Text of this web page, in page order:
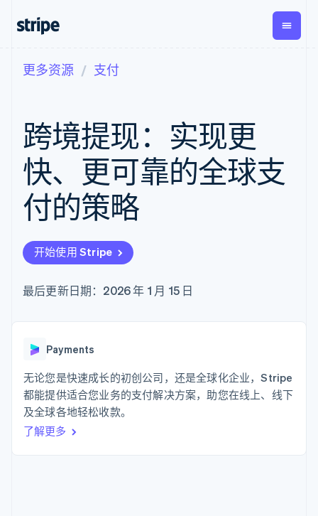
支付
在线支付
Payment links
无代码支付
Checkout
预构建支付界
面
Elements
Payment
methods
接入 125+ 种支
Authorization
支付成功率优
Link
加速结账
经常性收入
Metronome
按用量计费
Subscriptions
订阅管理
Invoicing
一次性或定期
Tax
销售税和增值
Recognition
Stripe Sigma
Global
Payouts
向第三
方打款
更多
Product roadmap
按企业阶段
按应用场景
智能体商务
加密货币
嵌入式金融
财务自动化
全球化企业
交易市场
按行业
AI 企业
酒店、旅游与休闲
文档
库与 SDK
Stripe Apps
指南
实施预置结账流程
构建平台或交易市场
管理订阅
发行稳定币支持的支付卡
资源
应用集成
代码示例
学习
指南
支持
获取支持
专业服务
公司
产品路线图
Stripe Press
联系销售
更多资源 支付
跨境提现：实现更
快、更可靠的全球支
付的策略
开始使用 Stripe
最后更新日期：2026 年 1 月 15 日
Payments
无论您是快速成长的初创公司，还是全球化企业，Stripe
都能提供适合您业务的支付解决方案，助您在线上、线下
及全球各地轻松收款。
了解更多